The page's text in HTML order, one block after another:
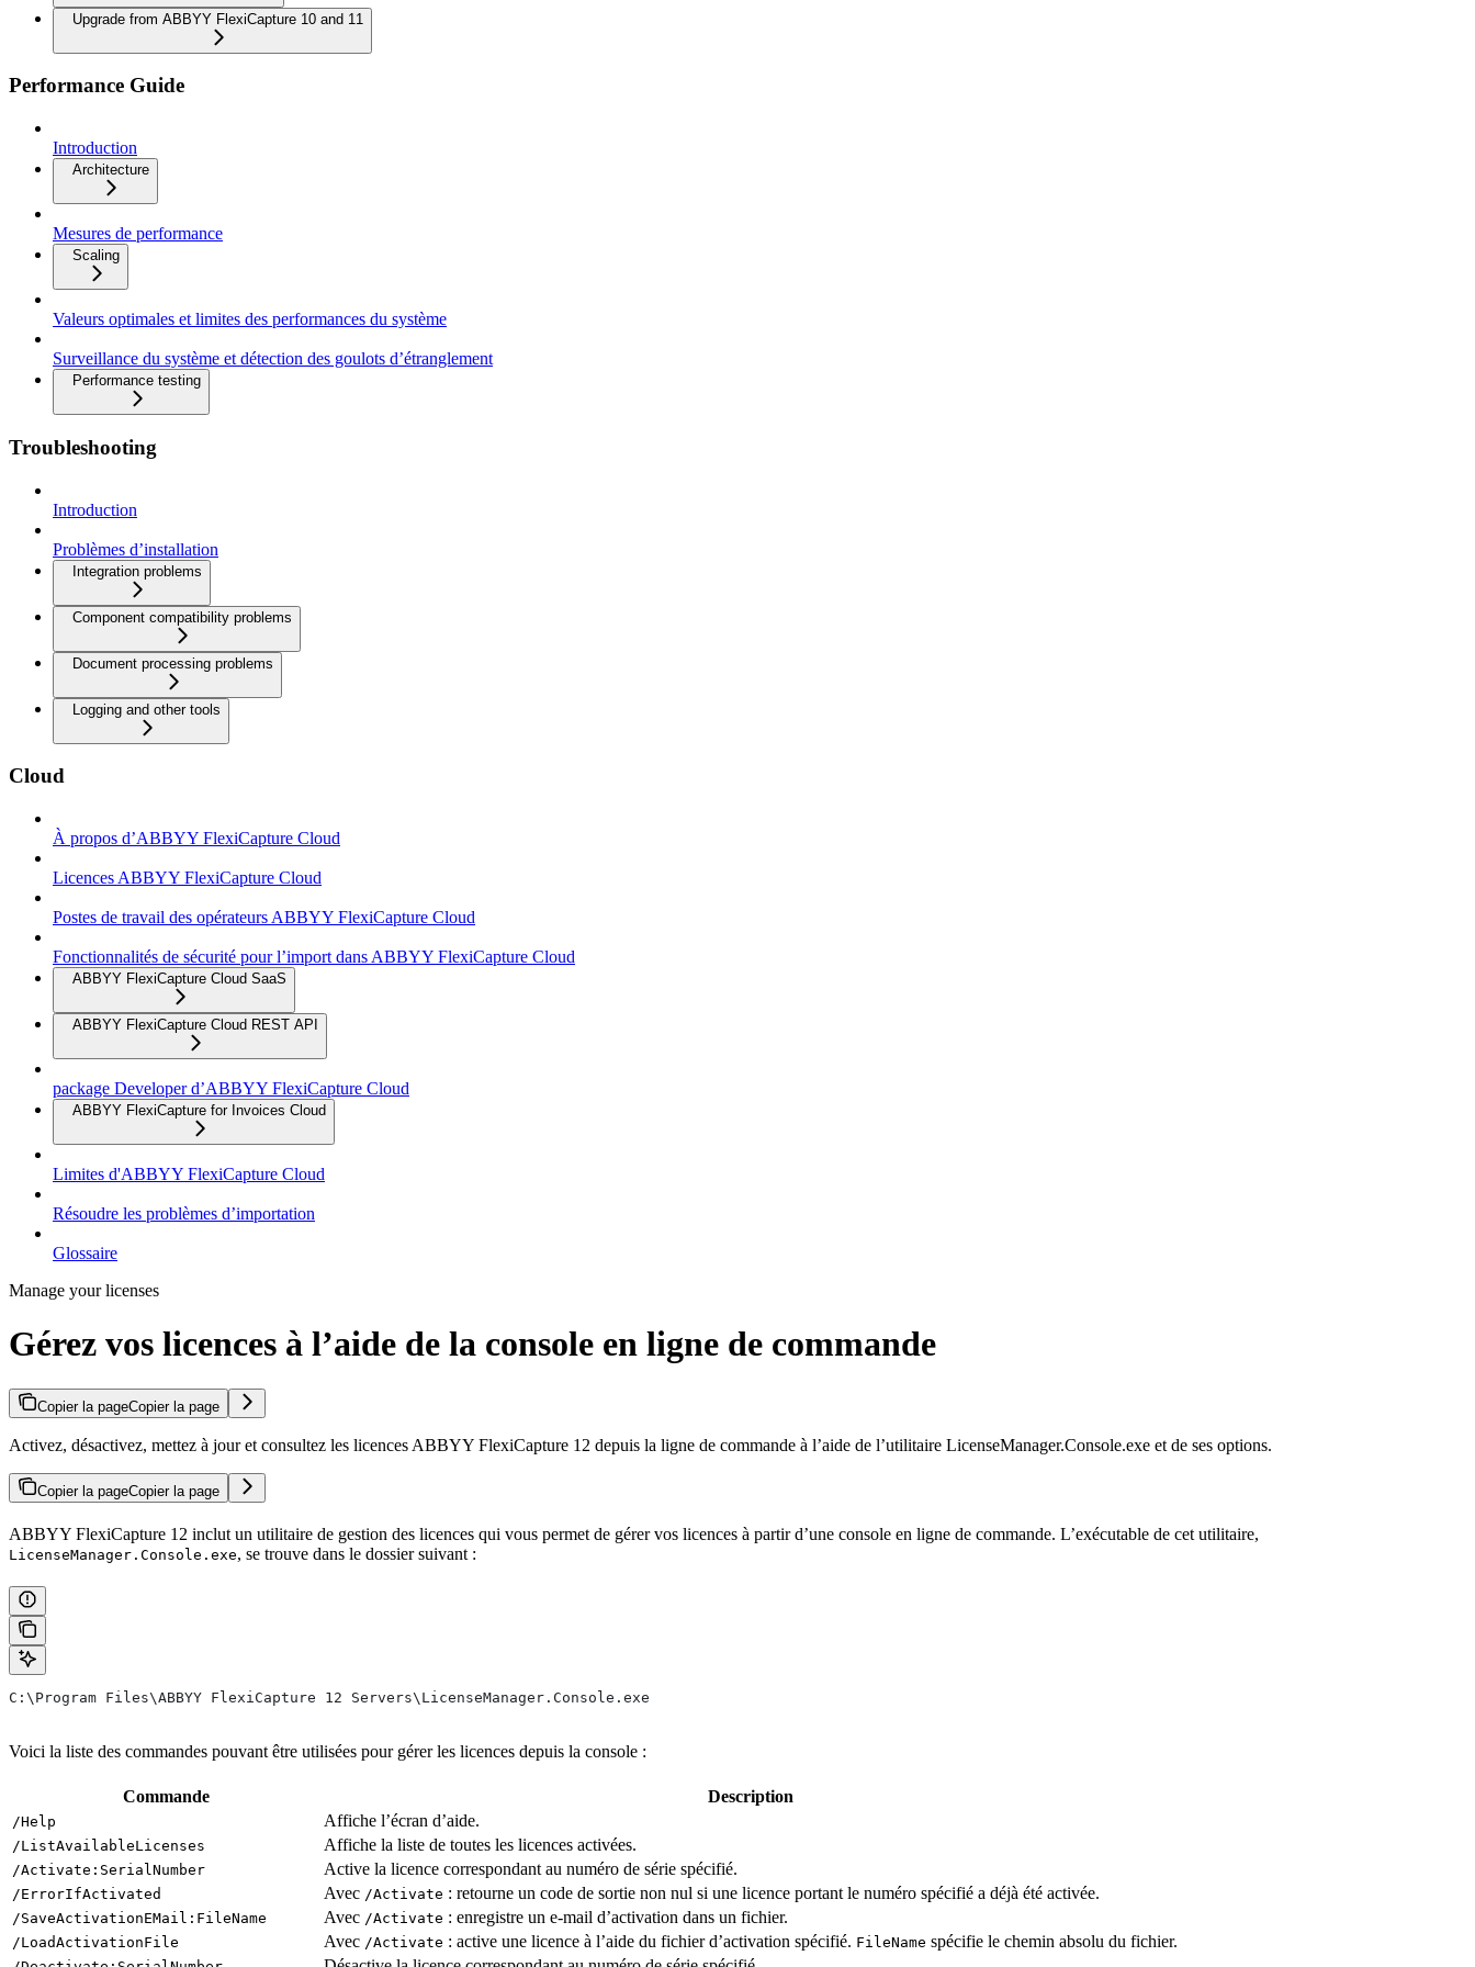
Upgrade from ABBYY FlexiCapture 10 and 11
Performance Guide
Introduction
Architecture
Mesures de performance
Scaling
Valeurs optimales et limites des performances du système
Surveillance du système et détection des goulots d’étranglement
Performance testing
Troubleshooting
Introduction
Problèmes d’installation
Integration problems
Component compatibility problems
Document processing problems
Logging and other tools
Cloud
À propos d’ABBYY FlexiCapture Cloud
Licences ABBYY FlexiCapture Cloud
Postes de travail des opérateurs ABBYY FlexiCapture Cloud
Fonctionnalités de sécurité pour l’import dans ABBYY FlexiCapture Cloud
ABBYY FlexiCapture Cloud SaaS
ABBYY FlexiCapture Cloud REST API
package Developer d’ABBYY FlexiCapture Cloud
ABBYY FlexiCapture for Invoices Cloud
Limites d'ABBYY FlexiCapture Cloud
Résoudre les problèmes d’importation
Glossaire
Manage your licenses
Gérez vos licences à l’aide de la console en ligne de commande
Copier la pageCopier la page
Activez, désactivez, mettez à jour et consultez les licences ABBYY FlexiCapture 12 depuis la ligne de commande à l’aide de l’utilitaire LicenseManager.Console.exe et de ses options.
Copier la pageCopier la page
ABBYY FlexiCapture 12 inclut un utilitaire de gestion des licences qui vous permet de gérer vos licences à partir d’une console en ligne de commande. L’exécutable de cet utilitaire,
LicenseManager.Console.exe, se trouve dans le dossier suivant :
C:\Program Files\ABBYY FlexiCapture 12 Servers\LicenseManager.Console.exe
Voici la liste des commandes pouvant être utilisées pour gérer les licences depuis la console :
Commande Description
/Help Affiche l’écran d’aide.
/ListAvailableLicenses Affiche la liste de toutes les licences activées.
/Activate:SerialNumber Active la licence correspondant au numéro de série spécifié.
/ErrorIfActivated Avec /Activate : retourne un code de sortie non nul si une licence portant le numéro spécifié a déjà été activée.
/SaveActivationEMail:FileName Avec /Activate : enregistre un e-mail d’activation dans un fichier.
/LoadActivationFile Avec /Activate : active une licence à l’aide du fichier d’activation spécifié. FileName spécifie le chemin absolu du fichier.